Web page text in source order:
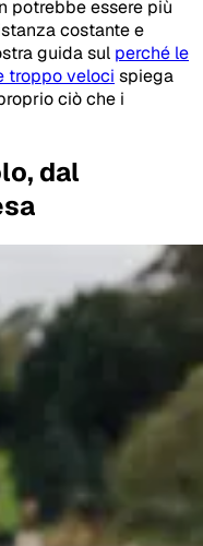
potrebbe essere più
costante e
guida sul perché le
troppo veloci spiega
ciò che i
dal